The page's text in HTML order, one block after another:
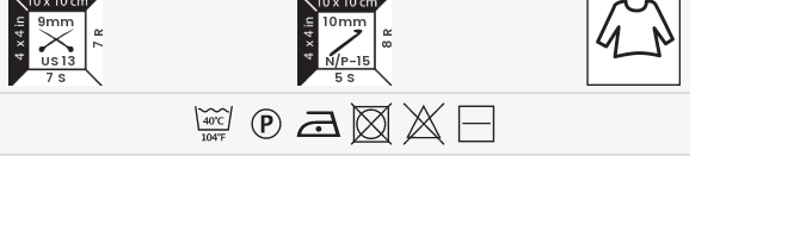
7 S
7 R
9mm
US 13
5 S
8 R
10mm
N/P-15